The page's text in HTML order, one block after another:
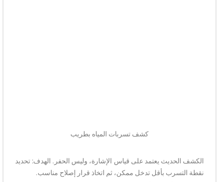
كشف تسربات المياه بطريب
الكشف الحديث يعتمد على قياس الإشارة، وليس الحفر. الهدف: تحديد
نقطة التسرب بأقل تدخل ممكن، ثم اتخاذ قرار إصلاح مناسب.